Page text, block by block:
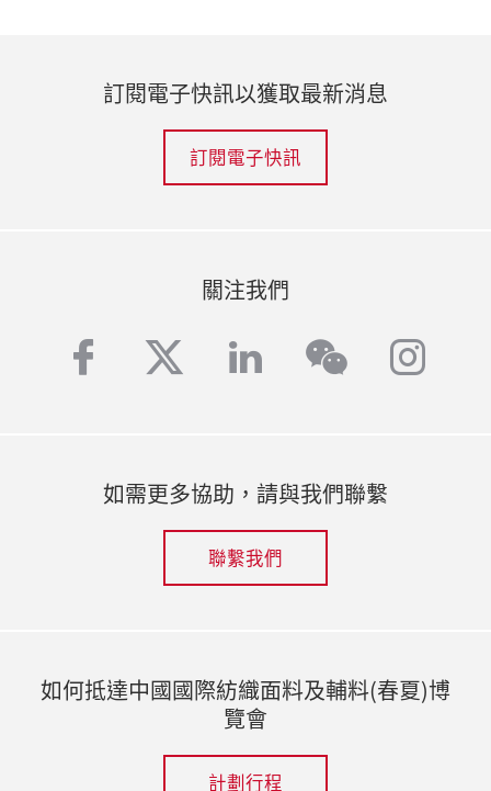
訂閱電子快訊以獲取最新消息
訂閱電子快訊
關注我們
facebook
twitterlinkedinwechat
如需更多協助，請與我們聯繫
聯繫我們
如何抵達中國國際紡織面料及輔料(春夏)博
覽會
計劃行程